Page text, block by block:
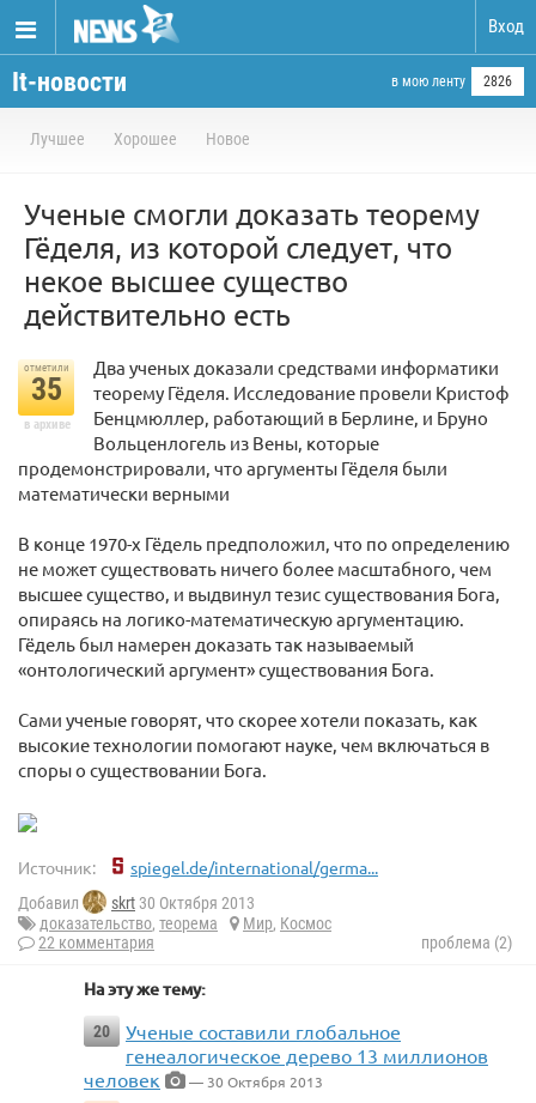
Вход
It-новости в мою ленту 2826
Лучшее Хорошее Новое
Ученые смогли доказать теорему
Гёделя, из которой следует, что
некое высшее существо
действительно есть
отметили
35
в архиве
Два ученых доказали средствами информатики
теорему Гёделя. Исследование провели Кристоф
Бенцмюллер, работающий в Берлине, и Бруно
Вольценлогель из Вены, которые
продемонстрировали, что аргументы Гёделя были
математически верными
В конце 1970-х Гёдель предположил, что по определению
не может существовать ничего более масштабного, чем
высшее существо, и выдвинул тезис существования Бога,
опираясь на логико-математическую аргументацию.
Гёдель был намерен доказать так называемый
«онтологический аргумент» существования Бога.
Сами ученые говорят, что скорее хотели показать, как
высокие технологии помогают науке, чем включаться в
споры о существовании Бога.
Источник: spiegel.de/international/germa...
Добавил skrt 30 Октября 2013
доказательство, теорема Мир, Космос
22 комментария
проблема (2)
На эту же тему:
20
Ученые составили глобальное
генеалогическое дерево 13 миллионов
человек
— 30 Октября 2013